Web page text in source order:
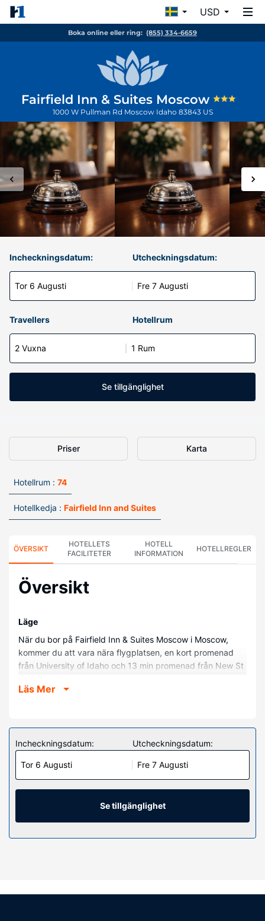
USD
Boka online eller ring: (855) 334-6659
Fairfield Inn & Suites Moscow
1000 W Pullman Rd Moscow Idaho 83843 US
Incheckningsdatum:
Tor 6 Augusti
Utcheckningsdatum:
Fre 7 Augusti
Travellers Hotellrum
2 Vuxna 1 Rum
Se tillgänglighet
Priser Karta
Hotellrum : 74
Hotellkedja : Fairfield Inn and Suites
ÖVERSIKT
HOTELLETS
FACILITETER
HOTELL
INFORMATION
HOTELLREGLER
Översikt
Läge
När du bor på Fairfield Inn & Suites Moscow i Moscow,
kommer du att vara nära flygplatsen, en kort promenad
från University of Idaho och 13 min promenad från New St
Appaloosa Horse Museum och 2,6 km från Latah Trail Bike
Känn dig som hemma i ett av de 74 luftkonditionerade
rummen med kylskåp och mikrovågsugn. Sängen har
bäddmadrass och sängtillbehör av högsta kvalitet. Gratis
wi-fi ser till att du kan hålla dig uppkopplad, och en 32-
tums LCD-tv med kabelkanaler erbjuder all underhållning
du behöver. Badrummen har gratis toalettartiklar och
Bekvämligheter på anläggningen
Läs Mer
Incheckningsdatum:
Tor 6 Augusti
Utcheckningsdatum:
Fre 7 Augusti
Se tillgänglighet